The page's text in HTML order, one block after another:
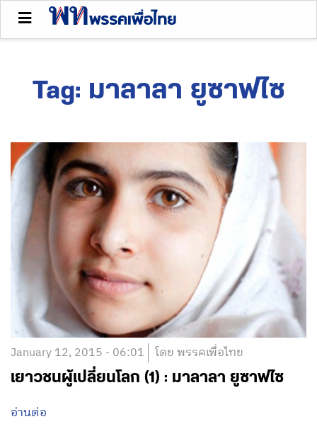
Tag: มาลาลา ยูซาฟไซ
January 12, 2015 - 06:01 โดย พรรคเพื่อไทย
เยาวชนผู้เปลี่ยนโลก (1) : มาลาลา ยูซาฟไซ
อ่านต่อ